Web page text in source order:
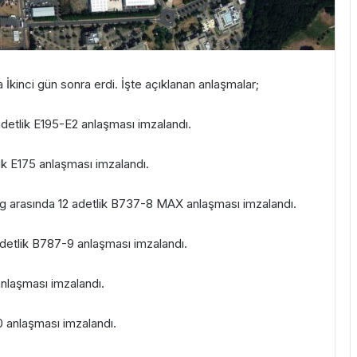
gün sonra erdi. İşte açıklanan anlaşmalar;
E195-E2 anlaşması imzalandı.
anlaşması imzalandı.
12 adetlik B737-8 MAX anlaşması imzalandı.
B787-9 anlaşması imzalandı.
imzalandı.
imzalandı.